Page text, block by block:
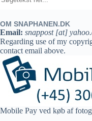
OM SNAPHANEN.DK
Email: snappost [at]
Regarding use of my
contact email above.
Mobile Pay ved køb af